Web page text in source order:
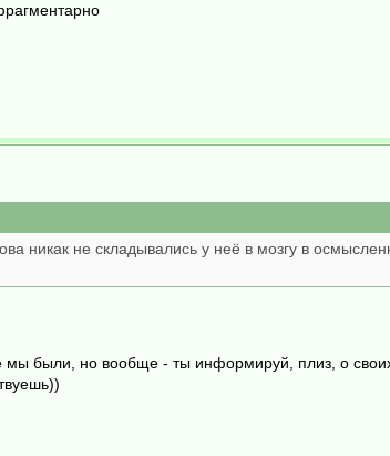
никак не складывались у неё в мозгу в
были, но вообще - ты информируй, плиз, о